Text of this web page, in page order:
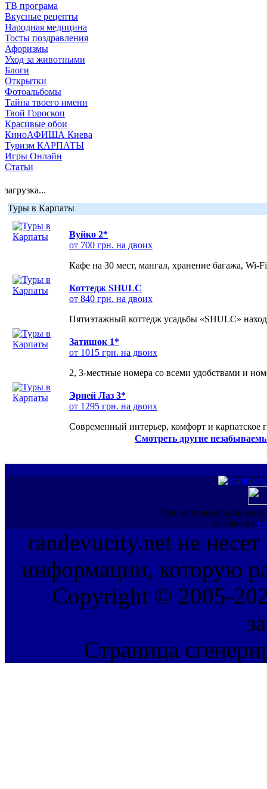
ТВ програма
Вкусные рецепты
Народная медицина
Тосты поздравления
Афоризмы
Уход за животными
Блоги
Открытки
Фотоальбомы
Тайна твоего имени
Твой Гороскоп
Красивые обои
КиноАФИША Киева
Туризм КАРПАТЫ
Игры Онлайн
Статьи
загрузка...
Туры в Карпаты
Вуйко 2*
от 700 грн. на двоих
Кафе на 30 мест, мангал, хранение багажа, Wi-
Коттедж SHULC
от 840 грн. на двоих
Пятиэтажный коттедж усадьбы «SHULC»
Затишок 1*
от 1015 грн. на двоих
2, 3-местные номера со всеми удобствами и
Эрней Лаз 3*
от 1295 грн. на двоих
Современный интерьер, комфорт и карпатское
Смотреть другие
При использовании
ссылка на
randevucity.net не несет
информации, которую
Copyright © 2005-
Страница